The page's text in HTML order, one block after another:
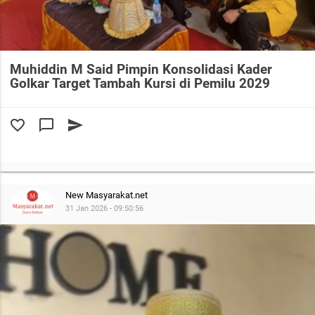
Muhiddin M Said Pimpin Konsolidasi Kader
Golkar Target Tambah Kursi di Pemilu 2029
favorite_border chat_bubble_outline send
New Masyarakat.net
31 Jan 2026 - 09:50:56